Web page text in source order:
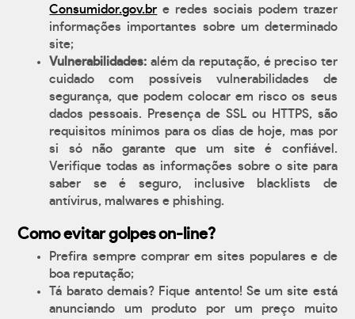
Consumidor.gov.br e redes sociais podem trazer
informações importantes sobre um determinado
site;
Vulnerabilidades: além da reputação, é preciso ter
cuidado com possíveis vulnerabilidades de
segurança, que podem colocar em risco os seus
dados pessoais. Presença de SSL ou HTTPS, são
requisitos mínimos para os dias de hoje, mas por
si só não garante que um site é confiável.
Verifique todas as informações sobre o site para
saber se é seguro, inclusive blacklists de
antívirus, malwares e phishing.
Como evitar golpes on-line?
Prefira sempre comprar em sites populares e de
boa reputação;
Tá barato demais? Fique antento! Se um site está
anunciando um produto por um preço muito